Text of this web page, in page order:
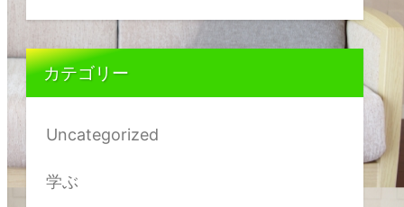
インの正体
カテゴリー
Uncategorized
学ぶ